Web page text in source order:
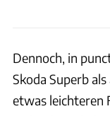
Dennoch, in
Skoda Superb
etwas leichteren